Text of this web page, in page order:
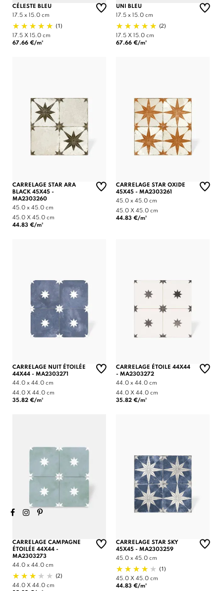
CÉLESTE BLEU
17.5 x 15.0 cm
(1)
17.5 X 15.0 cm
67.66 €/m²
UNI BLEU
17.5 x 15.0 cm
(2)
17.5 X 15.0 cm
67.66 €/m²
CARRELAGE STAR ARA
BLACK 45X45 -
MA2303260
45.0 x 45.0 cm
45.0 X 45.0 cm
44.83 €/m²
CARRELAGE STAR OXIDE
45X45 - MA2303261
45.0 x 45.0 cm
45.0 X 45.0 cm
44.83 €/m²
CARRELAGE NUIT ÉTOILÉE
44X44 - MA2303271
44.0 x 44.0 cm
44.0 X 44.0 cm
35.82 €/m²
CARRELAGE ÉTOILE 44X44
- MA2303272
44.0 x 44.0 cm
44.0 X 44.0 cm
35.82 €/m²
CARRELAGE CAMPAGNE
ÉTOILÉE 44X44 -
MA2303273
44.0 x 44.0 cm
(2)
44.0 X 44.0 cm
CARRELAGE STAR SKY
45X45 - MA2303259
45.0 x 45.0 cm
(1)
45.0 X 45.0 cm
44.83 €/m²